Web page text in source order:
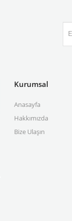
Kurumsal
Anasayfa
Hakkımızda
Bize Ulaşın